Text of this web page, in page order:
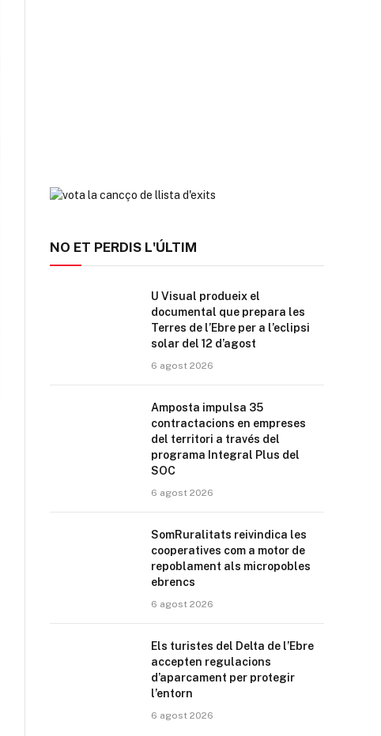
NO ET PERDIS L'ÚLTIM
U Visual produeix el
documental que prepara les
Terres de l’Ebre per a l’eclipsi
solar del 12 d’agost
6 agost 2026
Amposta impulsa 35
contractacions en empreses
del territori a través del
programa Integral Plus del
SOC
6 agost 2026
SomRuralitats reivindica les
cooperatives com a motor de
repoblament als micropobles
ebrencs
6 agost 2026
Els turistes del Delta de l’Ebre
accepten regulacions
d’aparcament per protegir
l’entorn
6 agost 2026